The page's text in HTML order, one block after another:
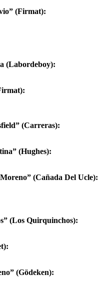
(Firmat):
(Labordeboy):
(Carreras):
(Hughes):
(Cañada Del Ucle):
(Los Quirquinchos):
(Gödeken):